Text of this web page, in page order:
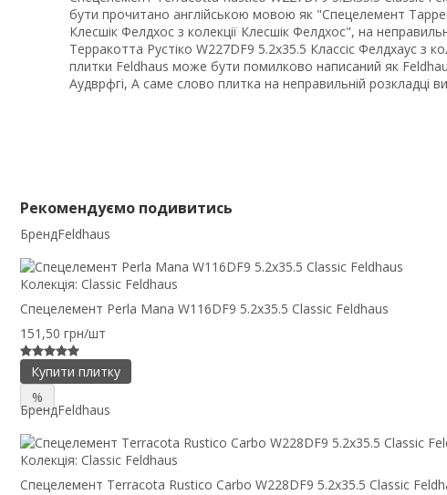
бути прочитано англійською мовою як "Спецелемент
Клесшік Фелдхос з колекції Клесшік Фелдхос", на
Терракотта Рустіко W227DF9 5.2x35.5 Классіс Фелдхаус з
плитки Feldhaus може бути помилково написаний як
Аудврфгі, А саме слово плитка на неправильній розкладці
Рекомендуємо подивитись
БрендFeldhaus
Колекція: Classic Feldhaus
Спецелемент Perla Mana W116DF9 5.2x35.5 Classic Feldhaus
151,50 грн/шт
Купити плитку
%
БрендFeldhaus
Колекція: Classic Feldhaus
Спецелемент Terracota Rustico Carbo W228DF9 5.2x35.5 Classic